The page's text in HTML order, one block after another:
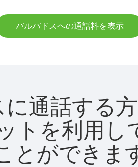
バルバドスへの通話料を表示
通話する
トを利用し
とができま